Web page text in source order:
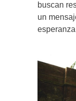
buscan
un